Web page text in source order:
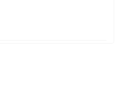
业技术资格考试
单